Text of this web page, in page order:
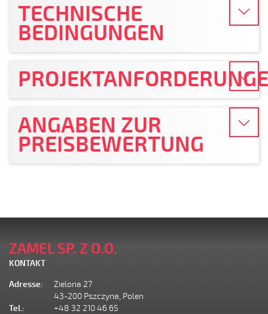
TECHNISCHE
BEDINGUNGEN
ANGABEN ZUR
PREISBEWERTUNG
ZAMEL SP. Z O.O.
KONTAKT
Adresse:
Zielona 27
43-200 Pszczyna, Polen
Tel.:
+48 32 210 46 65